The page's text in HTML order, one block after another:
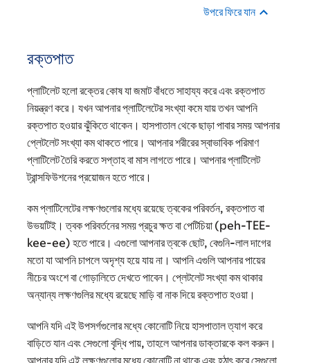
উপরে ফিরে যান
রক্তপাত
প্লাটিলেট হলো রক্তের কোষ যা জমাট বাঁধতে সাহায্য করে এবং রক্তপাত
নিয়ন্ত্রণ করে। যখন আপনার প্লাটিলেটের সংখ্যা কমে যায় তখন আপনি
রক্তপাত হওয়ার ঝুঁকিতে থাকেন। হাসপাতাল থেকে ছাড়া পাবার সময় আপনার
প্লেটলেট সংখ্যা কম থাকতে পারে। আপনার শরীরের স্বাভাবিক পরিমাণ
প্লাটিলেট তৈরি করতে সপ্তাহ বা মাস লাগতে পারে। আপনার প্লাটিলেট
ট্রান্সফিউশনের প্রয়োজন হতে পারে।
কম প্লাটিলেটের লক্ষণগুলোর মধ্যে রয়েছে ত্বকের পরিবর্তন, রক্তপাত বা
উভয়টিই। ত্বক পরিবর্তনের সময় প্রচুর ক্ষত বা পেটিচিয়া (peh-TEE-
kee-ee) হতে পারে। এগুলো আপনার ত্বকে ছোট, বেগুনি-লাল দাগের
মতো যা আপনি চাপলে অদৃশ্য হয়ে যায় না। আপনি এগুলি আপনার পায়ের
নীচের অংশে বা গোড়ালিতে দেখতে পাবেন। প্লেটলেট সংখ্যা কম থাকার
অন্যান্য লক্ষণগুলির মধ্যে রয়েছে মাড়ি বা নাক দিয়ে রক্তপাত হওয়া।
আপনি যদি এই উপসর্গগুলোর মধ্যে কোনোটি নিয়ে হাসপাতাল ত্যাগ করে
বাড়িতে যান এবং সেগুলো বৃদ্ধি পায়, তাহলে আপনার ডাক্তারকে কল করুন।
আপনার যদি এই লক্ষণগুলোর মধ্যে কোনোটি না থাকে এবং হঠাৎ করে সেগুলো